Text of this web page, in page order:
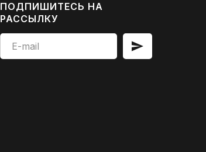
ПОДПИШИТЕСЬ НА
РАССЫЛКУ